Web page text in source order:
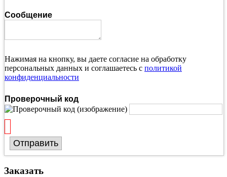
Сообщение
Нажимая на кнопку, вы даете согласие на обработку
персональных данных и соглашаетесь с политикой
конфиденциальности
Проверочный код
Отправить
Заказать